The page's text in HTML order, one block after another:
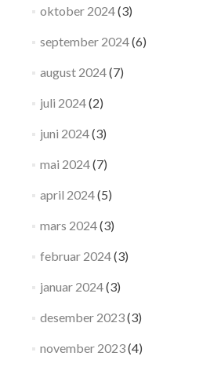
oktober 2024(3)
september 2024(6)
august 2024(7)
juli 2024(2)
juni 2024(3)
mai 2024(7)
april 2024(5)
mars 2024(3)
februar 2024(3)
januar 2024(3)
desember 2023(3)
november 2023(4)